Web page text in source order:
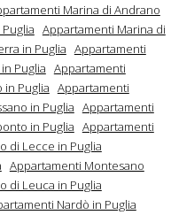
Marina di Andrano
Appartamenti Marina di
in Puglia Appartamenti
Puglia Appartamenti
in Puglia Appartamenti
in Puglia Appartamenti
in Puglia Appartamenti
di Lecce in Puglia
Appartamenti Montesano
di Leuca in Puglia
Nardò in Puglia